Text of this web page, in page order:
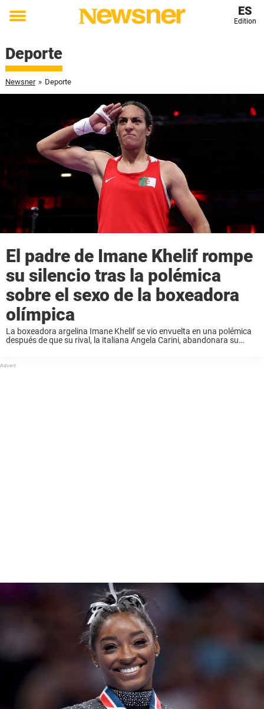
Toggle
ES
Edition
Deporte
Newsner » Deporte
El padre de Imane Khelif rompe
su silencio tras la polémica
sobre el sexo de la boxeadora
olímpica
La boxeadora argelina Imane Khelif se vio envuelta en una polémica
después de que su rival, la italiana Angela Carini, abandonara su